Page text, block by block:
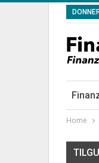
Home